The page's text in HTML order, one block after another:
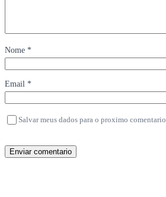
Nome *
Email *
Salvar meus dados para o proximo comentario
Enviar comentario